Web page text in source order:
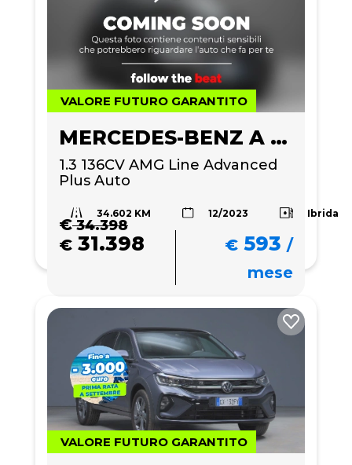
VALORE FUTURO GARANTITO
MERCEDES-BENZ A 180
1.3 136CV AMG Line Advanced
Plus Auto
34.602 KM 12/2023 Ibrida
€34.398
€ 31.398 € 593 /
mese
VALORE FUTURO GARANTITO